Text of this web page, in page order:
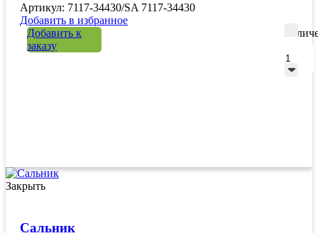
Артикул: 7117-34430/SA 7117-34430
Добавить в избранное
Добавить к
заказу
Закрыть
Сальник